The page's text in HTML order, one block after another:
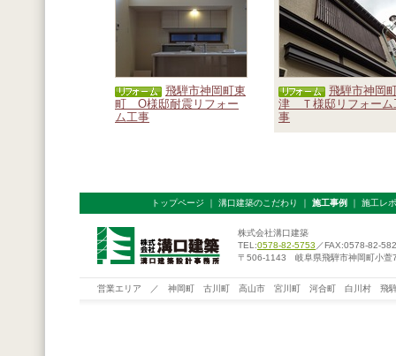
飛騨市神岡町東
町 O様邸耐震リフォー
ム工事
飛騨市神岡
津 Ｔ様邸リフォーム
事
トップページ ｜ 溝口建築のこだわり ｜ 施工事例 ｜ 施工レ
株式会社溝口建築
TEL:0578-82-5753 ／FAX:0578-82-
〒506-1143 岐阜県飛騨市神岡町小萱
営業エリア ／ 神岡町 古川町 高山市 宮川町 河合町 白川村 飛